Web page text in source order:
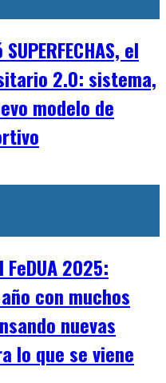
el
2.0: sistema,
modelo de
2025:
con muchos
nuevas
lo que se viene